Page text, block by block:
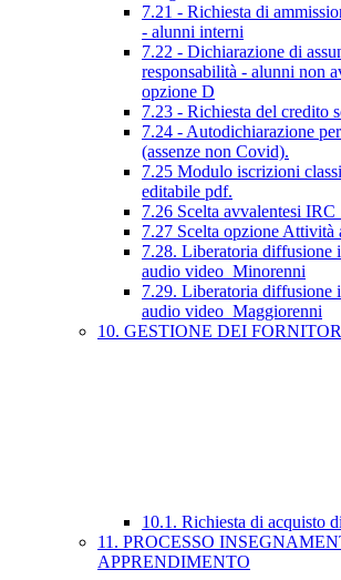
7.21 - Richiesta di
- alunni interni
7.22 - Dichiarazione di
responsabilità - alunni non
opzione D
7.23 - Richiesta del credito
7.24 - Autodichiarazione
(assenze non Covid).
7.25 Modulo iscrizioni
editabile pdf.
7.26 Scelta avvalentesi
7.27 Scelta opzione Attività
7.28. Liberatoria diffusione
audio video_Minorenni
7.29. Liberatoria diffusione
audio video_Maggiorenni
10. GESTIONE DEI
10.1. Richiesta di acquisto
11. PROCESSO
APPRENDIMENTO